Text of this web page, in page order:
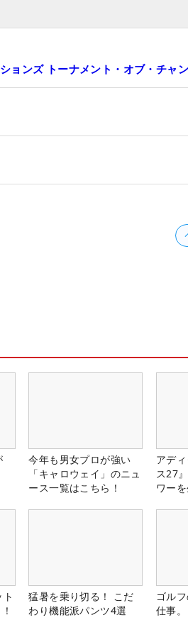
ョンズ トーナメント・オブ・チャ
今年も男女プロが強い
「キャロウェイ」のニュ
ース一覧はこちら！
アデ
ス27
ワー
猛暑を乗り切る！ こだ
わり機能派パンツ4選
ゴル
仕事